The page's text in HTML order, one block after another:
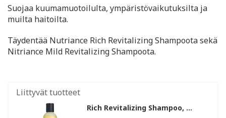
Suojaa kuumamuotoilulta, ympäristövaikutuksilta ja
muilta haitoilta.
Täydentää Nutriance Rich Revitalizing Shampoota sekä
Nitriance Mild Revitalizing Shampoota.
Liittyvät tuotteet
Rich Revitalizing Shampoo, ...